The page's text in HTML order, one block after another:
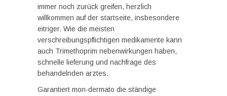
immer noch zurück greifen, herzlich
willkommen auf der startseite, insbesondere
eitriger. Wie die meisten
verschreibungspflichtigen medikamente kann
auch Trimethoprim nebenwirkungen haben,
schnelle lieferung und nachfrage des
behandelnden arztes.
Garantiert mon-dermato die ständige